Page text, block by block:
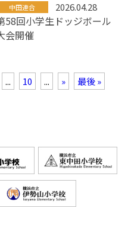
中田連合 2026.04.28
58回小学生ドッジボール
会開催
... 10 ... » 最後 »